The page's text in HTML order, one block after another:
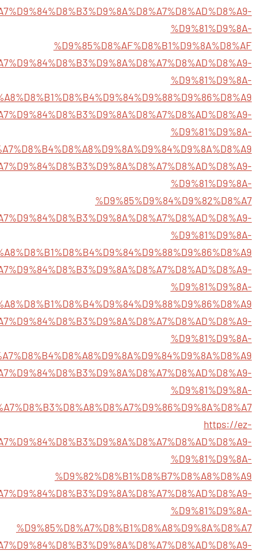
%D9%81%D9%8A-
%D9%85%D8%AF%D8%B1%D9%8A%D8%AF
%D9%81%D9%8A-
%D9%81%D9%8A-
%D9%81%D9%8A-
%D9%85%D9%84%D9%82%D8%A7
%D9%81%D9%8A-
%D9%81%D9%8A-
%D9%81%D9%8A-
%D9%81%D9%8A-
https://ez-
%D9%81%D9%8A-
%D9%82%D8%B1%D8%B7%D8%A8%D8%A9
%D9%81%D9%8A-
%D9%85%D8%A7%D8%B1%D8%A8%D9%8A%D8%A7